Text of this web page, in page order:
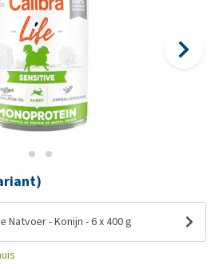
Natvoer - Konijn - 6 x 400 g